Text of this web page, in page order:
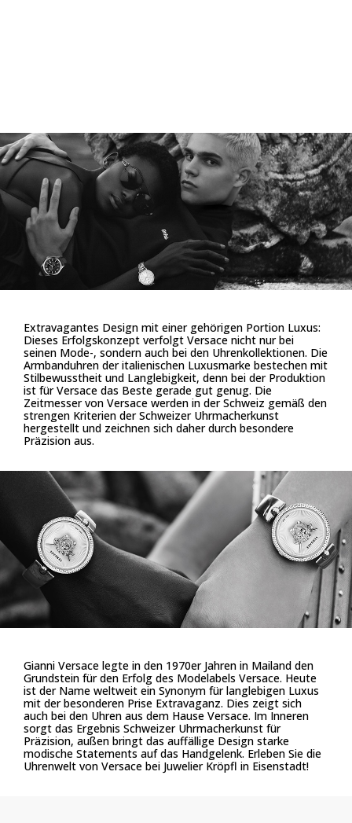
Extravagantes Design mit einer gehörigen Portion Luxus:
Dieses Erfolgskonzept verfolgt Versace nicht nur bei
seinen Mode-, sondern auch bei den Uhrenkollektionen. Die
Armbanduhren der italienischen Luxusmarke bestechen mit
Stilbewusstheit und Langlebigkeit, denn bei der Produktion
ist für Versace das Beste gerade gut genug. Die
Zeitmesser von Versace werden in der Schweiz gemäß den
strengen Kriterien der Schweizer Uhrmacherkunst
hergestellt und zeichnen sich daher durch besondere
Präzision aus.
Gianni Versace legte in den 1970er Jahren in Mailand den
Grundstein für den Erfolg des Modelabels Versace. Heute
ist der Name weltweit ein Synonym für langlebigen Luxus
mit der besonderen Prise Extravaganz. Dies zeigt sich
auch bei den Uhren aus dem Hause Versace. Im Inneren
sorgt das Ergebnis Schweizer Uhrmacherkunst für
Präzision, außen bringt das auffällige Design starke
modische Statements auf das Handgelenk. Erleben Sie die
Uhrenwelt von Versace bei Juwelier Kröpfl in Eisenstadt!